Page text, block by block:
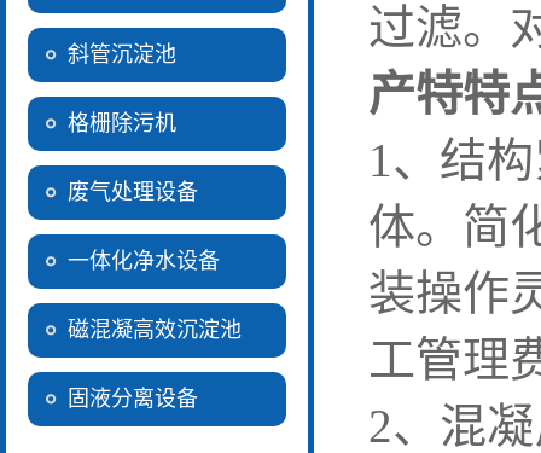
斜管沉淀池
格栅除污机
废气处理设备
一体化净水设备
磁混凝高效沉淀池
固液分离设备
过滤。
产特特
1、结
体。简
装操作
工管理
2、混